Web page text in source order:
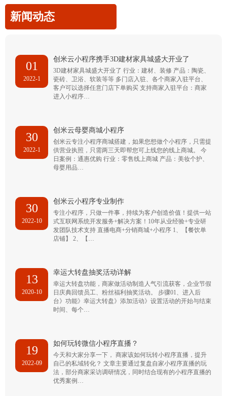
新闻动态
01
2022-1
创米云小程序携手3D建材家具城盛大开业了
3D建材家具城盛大开业了 行业：建材、装修 产品：陶瓷、
瓷砖、卫浴、软装等等 多门店入驻、各个商家入驻平台、
客户可以选择任意门店下单购买 支持商家入驻平台：商家
进入小程序…
30
2022-1
创米云母婴商城小程序
创米云专注小程序商城搭建，如果您想做个小程序，只需提
供营业执照，只需两三天即帮您可上线您的线上商城。 今
日案例：通惠优购 行业：零售线上商城 产品：美妆个护、
母婴用品…
30
2022-10
创米云小程序专业制作
专注小程序，只做一件事，持续为客户创造价值！提供一站
式互联网系统开发服务+解决方案！10年从业经验+专业研
发团队技术支持 直播电商+分销商城+小程序 1、【餐饮单
店铺】 2、【…
13
2020-10
幸运大转盘抽奖活动详解
幸运大转盘功能，商家做活动制造人气引流获客，企业节假
日庆典回馈员工、粉丝福利抽奖活动。 步骤01、进入后
台》功能》幸运大转盘》添加活动》设置活动的开始与结束
时间、每个…
19
2022-09
如何玩转微信小程序直播？
今天和大家分享一下， 商家该如何玩转小程序直播，提升
自己的私域转化？ 文章主要通过复盘自家小程序直播的玩
法，部分商家采访调研情况，同时结合现有的小程序直播的
优秀案例…